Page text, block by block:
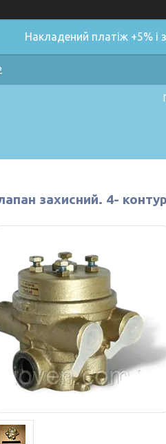
Накладений платіж +5% і
захисний. 4-